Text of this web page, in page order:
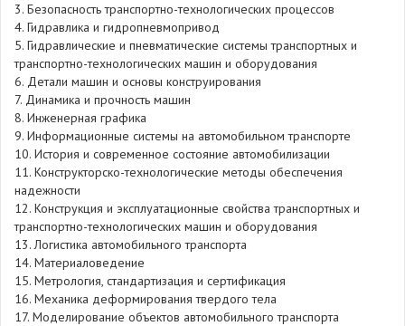
3. Безопасность транспортно-технологических процессов
4. Гидравлика и гидропневмопривод
5. Гидравлические и пневматические системы транспортных и
транспортно-технологических машин и оборудования
6. Детали машин и основы конструирования
7. Динамика и прочность машин
8. Инженерная графика
9. Информационные системы на автомобильном транспорте
10. История и современное состояние автомобилизации
11. Конструкторско-технологические методы обеспечения
надежности
12. Конструкция и эксплуатационные свойства транспортных и
транспортно-технологических машин и оборудования
13. Логистика автомобильного транспорта
14. Материаловедение
15. Метрология, стандартизация и сертификация
16. Механика деформирования твердого тела
17. Моделирование объектов автомобильного транспорта